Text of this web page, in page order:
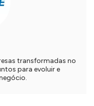
transformadas no
para evoluir e